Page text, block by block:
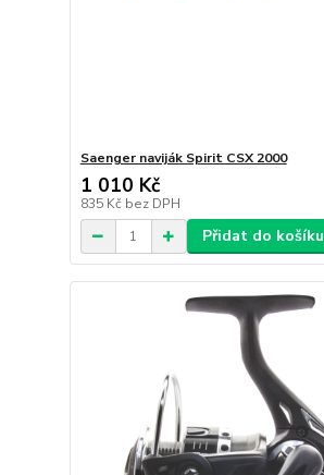
Saenger naviják Spirit CSX 2000
1 010 Kč
835 Kč bez DPH
Přidat do košíku